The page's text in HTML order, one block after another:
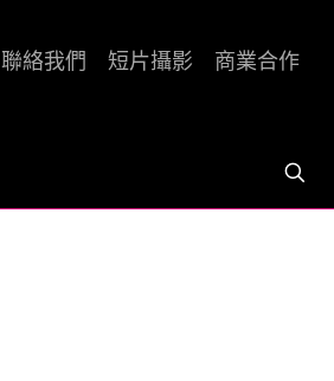
聯絡我們 短片攝影 商業合作